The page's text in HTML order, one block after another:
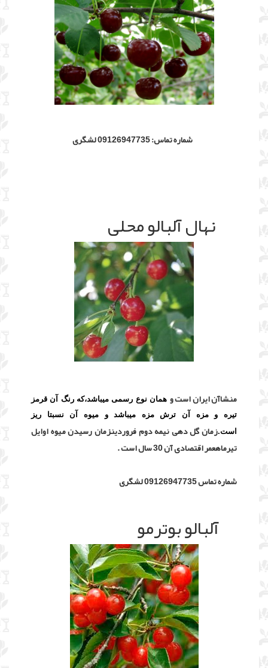
شماره تماس: 09126947735 لشگری
نهال آلبالو محلی
منشاآن ایران است و همان نوع رسمی میباشد،که رنگ آن قرمز
تیره و مزه آن ترش مزه میباشد و میوه آن نسبتا ریز
است.زمان گل دهی نیمه دوم فروردینزمان رسیدن میوه اوایل
تیرماهعمر اقتصادی آن 30 سال است .
شماره تماس 09126947735 لشگری
آلبالو بوترمو